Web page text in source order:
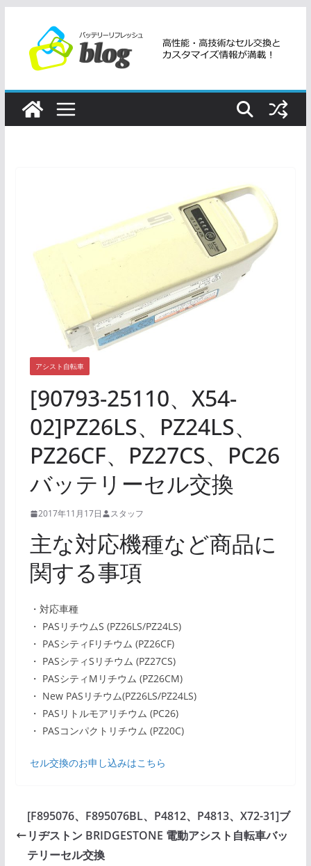
ツ
アシスト自転車
[90793-25110、X54-
02]PZ26LS、PZ24LS、
PZ26CF、PZ27CS、PC26
バッテリーセル交換
2017年11月17日 スタッフ
主な対応機種など商品に
関する事項
・対応車種
・ PASリチウムS (PZ26LS/PZ24LS)
・ PASシティFリチウム (PZ26CF)
・ PASシティSリチウム (PZ27CS)
・ PASシティMリチウム (PZ26CM)
・ New PASリチウム(PZ26LS/PZ24LS)
・ PASリトルモアリチウム (PC26)
・ PASコンパクトリチウム (PZ20C)
セル交換のお申し込みはこちら
[F895076、F895076BL、P4812、P4813、X72-31]ブ
リヂストン BRIDGESTONE 電動アシスト自転車バッ
テリーセル交換